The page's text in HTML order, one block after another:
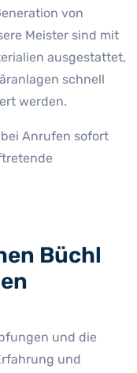
von
Meister sind mit
ausgestattet,
schnell
werden.
Anrufen sofort
Büchl
und die
und